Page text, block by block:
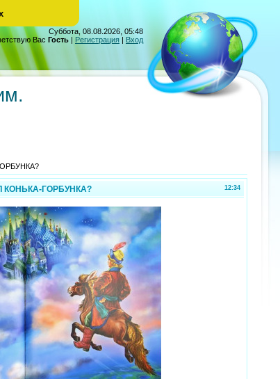
Суббота, 08.08.2026, 05:48
Вас Гость | Регистрация | Вход
12:34
КОНЬКА-ГОРБУНКА?